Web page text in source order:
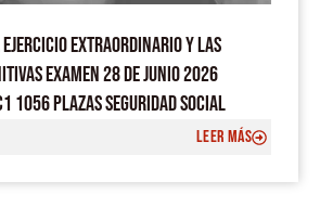
EXTRAORDINARIO Y LAS
EXAMEN 28 DE JUNIO 2026
1056 PLAZAS SEGURIDAD SOCIAL
LEER MÁS